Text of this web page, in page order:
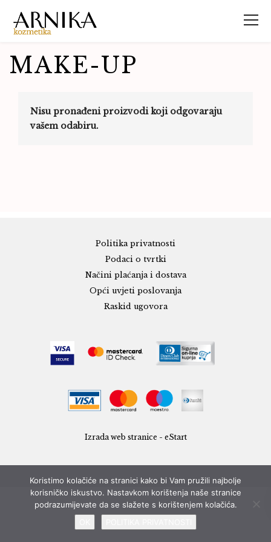
MAKE-UP
Nisu pronađeni proizvodi koji odgovaraju
vašem odabiru.
Politika privatnosti
Podaci o tvrtki
Načini plaćanja i dostava
Opći uvjeti poslovanja
Raskid ugovora
Izrada web stranice - eStart
Koristimo kolačiće na stranici kako bi Vam pružili najbolje
korisničko iskustvo. Nastavkom korištenja naše stranice
podrazumijevate da se slažete s korištenjem kolačića.